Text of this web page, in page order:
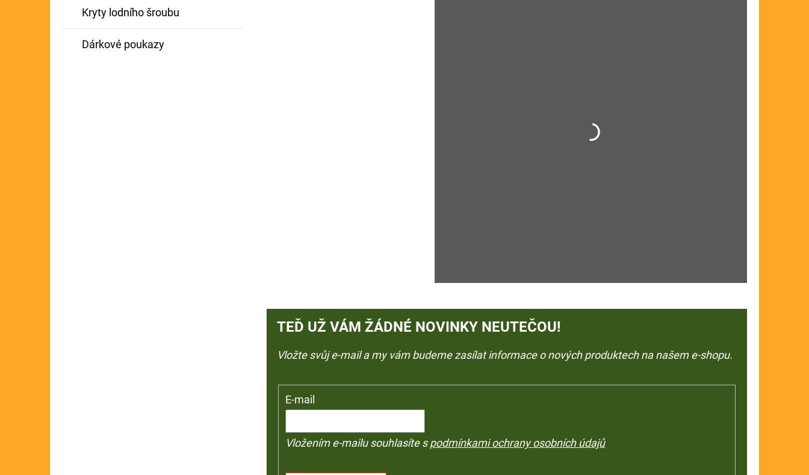
Kryty lodního šroubu
Dárkové poukazy
TEĎ UŽ VÁM ŽÁDNÉ NOVINKY NEUTEČOU!
Vložte svůj e-mail a my vám budeme zasílat informace o nových produktech na našem e-shopu.
E-mail
Vložením e-mailu souhlasíte spodmínkami ochrany osobních údajů